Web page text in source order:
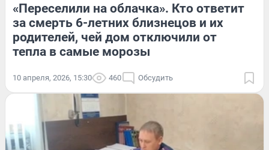
«Переселили на облачка». Кто ответит
за смерть 6-летних близнецов и их
родителей, чей дом отключили от
тепла в самые морозы
10 апреля, 2026, 15:30 460 Обсудить